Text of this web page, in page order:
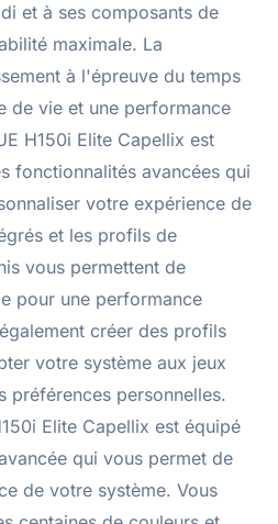
et à ses composants de
maximale. La
à l'épreuve du temps
de vie et une performance
H150i Elite Capellix est
fonctionnalités avancées qui
votre expérience de
et les profils de
vous permettent de
pour une performance
créer des profils
votre système aux jeux
préférences personnelles.
Elite Capellix est équipé
qui vous permet de
de votre système. Vous